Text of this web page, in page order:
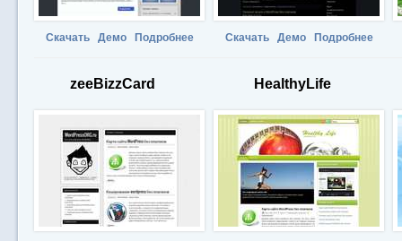
Скачать Демо Подробнее Скачать Демо Подробнее
zeeBizzCard HealthyLife